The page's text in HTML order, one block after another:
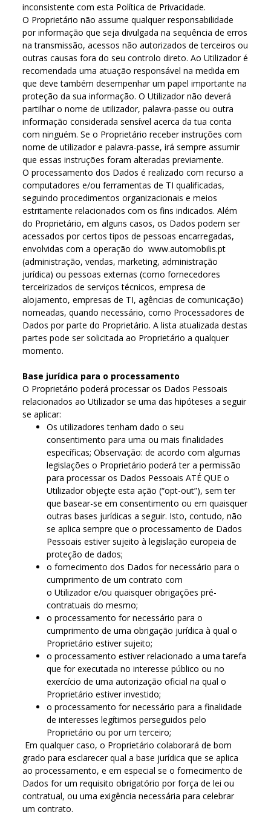
inconsistente com esta Política de Privacidade.
O Proprietário não assume qualquer responsabilidade
por informação que seja divulgada na sequência de erros
na transmissão, acessos não autorizados de terceiros ou
outras causas fora do seu controlo direto. Ao Utilizador é
recomendada uma atuação responsável na medida em
que deve também desempenhar um papel importante na
proteção da sua informação. O Utilizador não deverá
partilhar o nome de utilizador, palavra-passe ou outra
informação considerada sensível acerca da tua conta
com ninguém. Se o Proprietário receber instruções com
nome de utilizador e palavra-passe, irá sempre assumir
que essas instruções foram alteradas previamente.
O processamento dos Dados é realizado com recurso a
computadores e/ou ferramentas de TI qualificadas,
seguindo procedimentos organizacionais e meios
estritamente relacionados com os fins indicados. Além
do Proprietário, em alguns casos, os Dados podem ser
acessados por certos tipos de pessoas encarregadas,
envolvidas com a operação do www.automobilis.pt
(administração, vendas, marketing, administração
jurídica) ou pessoas externas (como fornecedores
terceirizados de serviços técnicos, empresa de
alojamento, empresas de TI, agências de comunicação)
nomeadas, quando necessário, como Processadores de
Dados por parte do Proprietário. A lista atualizada destas
partes pode ser solicitada ao Proprietário a qualquer
momento.
Base jurídica para o processamento
O Proprietário poderá processar os Dados Pessoais
relacionados ao Utilizador se uma das hipóteses a seguir
se aplicar:
Os utilizadores tenham dado o seu
consentimento para uma ou mais finalidades
específicas; Observação: de acordo com algumas
legislações o Proprietário poderá ter a permissão
para processar os Dados Pessoais ATÉ QUE o
Utilizador objeçte esta ação (“opt-out”), sem ter
que basear-se em consentimento ou em quaisquer
outras bases jurídicas a seguir. Isto, contudo, não
se aplica sempre que o processamento de Dados
Pessoais estiver sujeito à legislação europeia de
proteção de dados;
o fornecimento dos Dados for necessário para o
cumprimento de um contrato com
o Utilizador e/ou quaisquer obrigações pré-
contratuais do mesmo;
o processamento for necessário para o
cumprimento de uma obrigação jurídica à qual o
Proprietário estiver sujeito;
o processamento estiver relacionado a uma tarefa
que for executada no interesse público ou no
exercício de uma autorização oficial na qual o
Proprietário estiver investido;
o processamento for necessário para a finalidade
de interesses legítimos perseguidos pelo
Proprietário ou por um terceiro;
Em qualquer caso, o Proprietário colaborará de bom
grado para esclarecer qual a base jurídica que se aplica
ao processamento, e em especial se o fornecimento de
Dados for um requisito obrigatório por força de lei ou
contratual, ou uma exigência necessária para celebrar
um contrato.